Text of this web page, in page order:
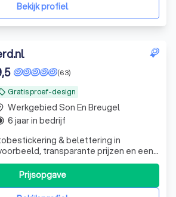
Bekijk profiel
Gratis proef-design
(63)
& belettering in
transparante prijzen en een
velen,
Prijsopgave
Werkgebied Son En Breugel
6 jaar in bedrijf